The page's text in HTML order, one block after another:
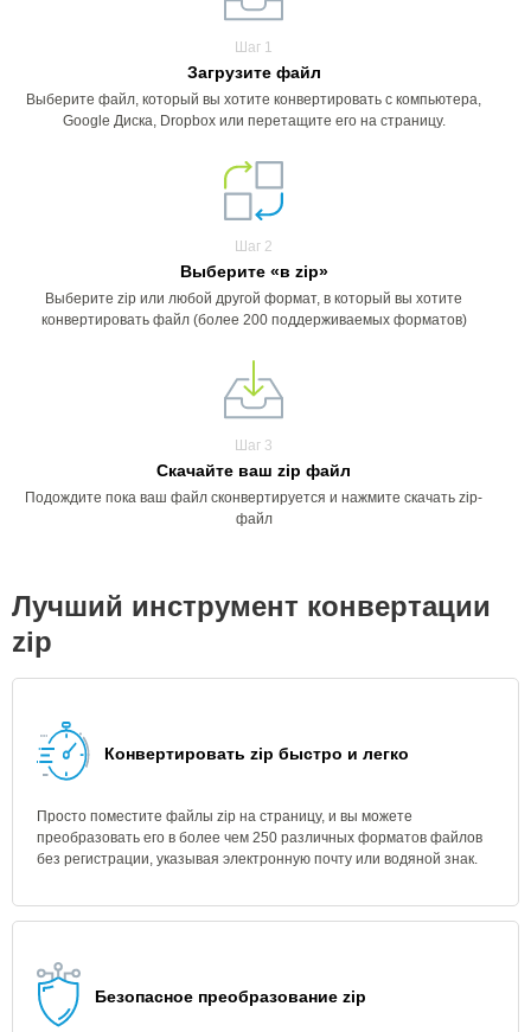
Шаг 1
Загрузите файл
Выберите файл, который вы хотите конвертировать с компьютера,
Google Диска, Dropbox или перетащите его на страницу.
Шаг 2
Выберите «в zip»
Выберите zip или любой другой формат, в который вы хотите
конвертировать файл (более 200 поддерживаемых форматов)
Шаг 3
Скачайте ваш zip файл
Подождите пока ваш файл сконвертируется и нажмите скачать zip-
файл
Лучший инструмент конвертации
zip
Конвертировать zip быстро и легко
Просто поместите файлы zip на страницу, и вы можете
преобразовать его в более чем 250 различных форматов файлов
без регистрации, указывая электронную почту или водяной знак.
Безопасное преобразование zip